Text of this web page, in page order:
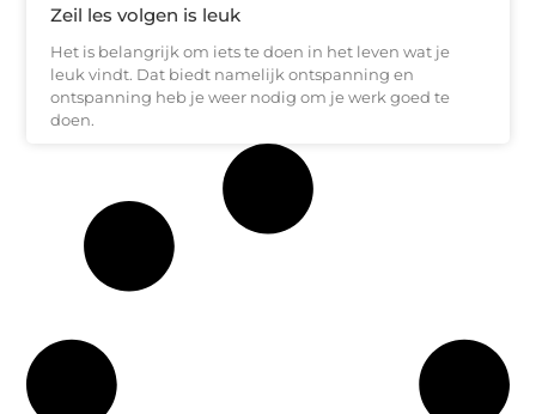
Zeil les volgen is leuk
Het is belangrijk om iets te doen in het leven wat je
leuk vindt. Dat biedt namelijk ontspanning en
ontspanning heb je weer nodig om je werk goed te
doen.